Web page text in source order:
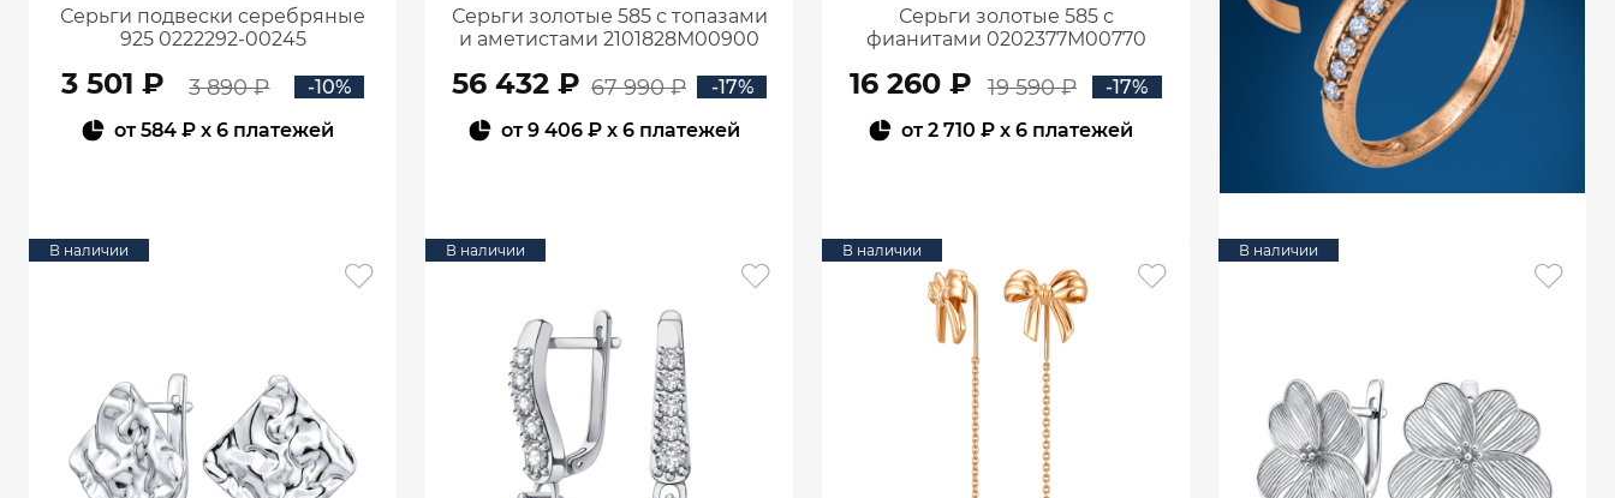
Серьги подвески серебряные
925 0222292-00245
3 501 ₽ 3 890 ₽
-10%
от584 ₽ x 6 платежей
Серьги золотые 585 с топазами
и аметистами 2101828М00900
56 432 ₽ 67 990 ₽
-17%
от9 406 ₽ x 6 платежей
Серьги золотые 585 с
фианитами 0202377М00770
16 260 ₽ 19 590 ₽
-17%
от2 710 ₽ x 6 платежей
В наличии В наличии В наличии В наличии